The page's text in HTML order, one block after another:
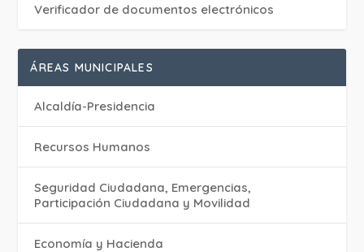
Verificador de documentos electrónicos
ÁREAS MUNICIPALES
Alcaldía-Presidencia
Recursos Humanos
Seguridad Ciudadana, Emergencias,
Participación Ciudadana y Movilidad
Economía y Hacienda